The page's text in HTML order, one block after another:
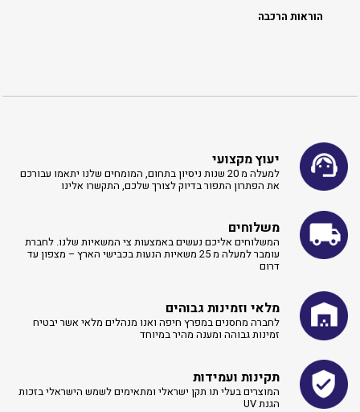
הוראות הרכבה
יעוץ מקצועי
למעלה מ 20 שנות ניסיון בתחום, המומחים שלנו יתאמו עבורכם
את הפתרון התפור בדיוק לצורך שלכם, התקשרו אלינו ​
משלוחים
המשלוחים אליכם נעשים באמצעות צי המשאיות שלנו. לחברת
עומבר למעלה מ 25 משאיות הנעות בכבישי הארץ – מצפון עד
דרום
מלאי וזמינות גבוהים
לחברה מחסנים במפרץ חיפה ואנו מנהלים מלאי אשר יבטיח
זמינות גבוהה ומענה מהיר במיוחד
תקינות ועמידות
המוצרים בעלי תו תקן ישראלי ומתאימים לשמש הישראלי בזכות
הגנת UV